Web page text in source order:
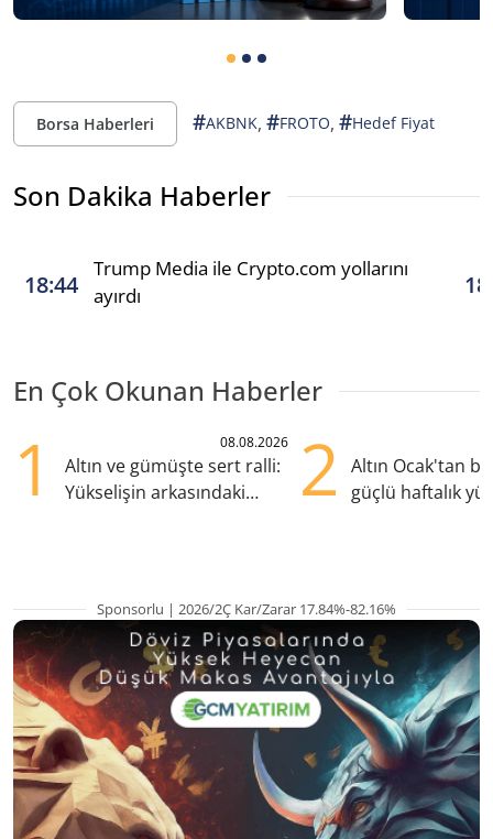
Borsa Haberleri #AKBNK, #FROTO, #Hedef Fiyat
Son Dakika Haberler
18:44
Trump Media ile Crypto.com yollarını
ayırdı
En Çok Okunan Haberler
1 08.08.2026
Altın ve gümüşte sert ralli:
Yükselişin arkasındaki
2
Altın Ocak'tan
güçlü haftalık
Sponsorlu | 2026/2Ç Kar/Zarar 17.84%-82.16%